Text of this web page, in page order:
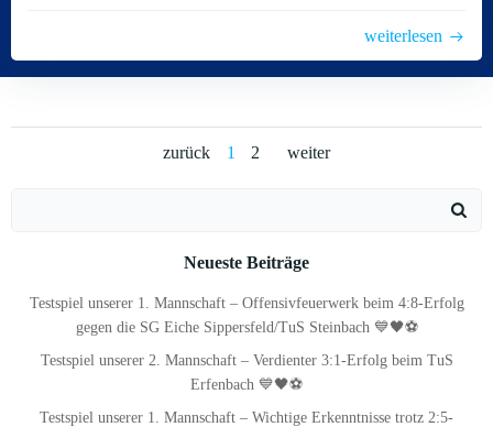
weiterlesen
Posts
zurück
Posts
Page
1 Page
2
Posts
navigation
weiter
Neueste Beiträge
Testspiel unserer 1. Mannschaft – Offensivfeuerwerk beim 4:8-Erfolg
gegen die SG Eiche Sippersfeld/TuS Steinbach 💙🖤⚽
Testspiel unserer 2. Mannschaft – Verdienter 3:1-Erfolg beim TuS
Erfenbach 💙🖤⚽
Testspiel unserer 1. Mannschaft – Wichtige Erkenntnisse trotz 2:5-